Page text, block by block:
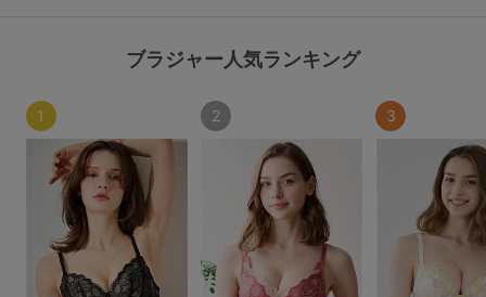
ブラジャー人気ランキング
1 2 3